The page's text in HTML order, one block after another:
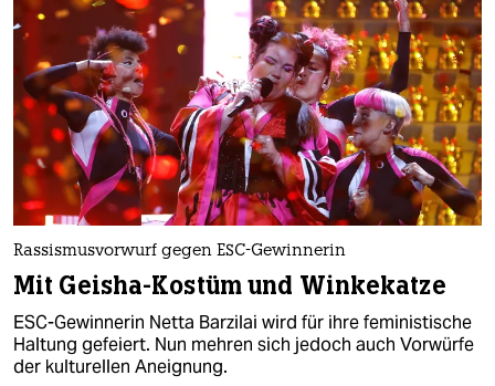
Rassismusvorwurf gegen ESC-Gewinnerin
Mit Geisha-Kostüm und Winkekatze
ESC-Gewinnerin Netta Barzilai wird für ihre feministische
Haltung gefeiert. Nun mehren sich jedoch auch Vorwürfe
der kulturellen Aneignung.